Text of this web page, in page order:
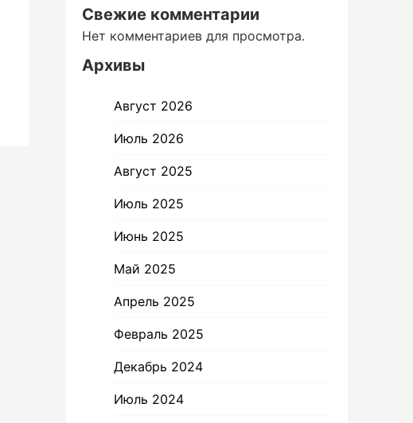
Свежие комментарии
Нет комментариев для просмотра.
Архивы
Август 2026
Июль 2026
Август 2025
Июль 2025
Июнь 2025
Май 2025
Апрель 2025
Февраль 2025
Декабрь 2024
Июль 2024